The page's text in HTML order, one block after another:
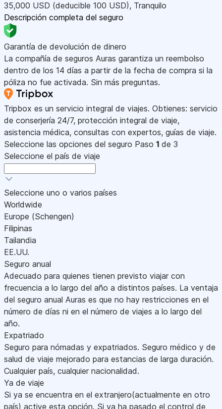
35,000 USD (deducible 100 USD), Tranquilo
Descripción completa del seguro
Garantía de devolución de dinero
La compañía de seguros Auras garantiza un reembolso
dentro de los 14 días a partir de la fecha de compra si la
póliza no fue activada. Sin más preguntas.
Tripbox es un servicio integral de viajes. Obtienes: servicio
de conserjería 24/7, protección integral de viaje,
asistencia médica, consultas con expertos, guías de viaje.
Seleccione las opciones del seguro Paso 1 de 3
Seleccione el país de viaje
Seleccione uno o varios países
Worldwide
Europe (Schengen)
Filipinas
Tailandia
EE.UU.
Seguro anual
Adecuado para quienes tienen previsto viajar con
frecuencia a lo largo del año a distintos países. La ventaja
del seguro anual Auras es que no hay restricciones en el
número de días ni en el número de viajes a lo largo del
año.
Expatriado
Seguro para nómadas y expatriados. Seguro médico y de
salud de viaje mejorado para estancias de larga duración.
Cualquier país, cualquier nacionalidad.
Ya de viaje
Si ya se encuentra en el extranjero(actualmente en otro
país) active esta opción. Si ya ha pasado el control de